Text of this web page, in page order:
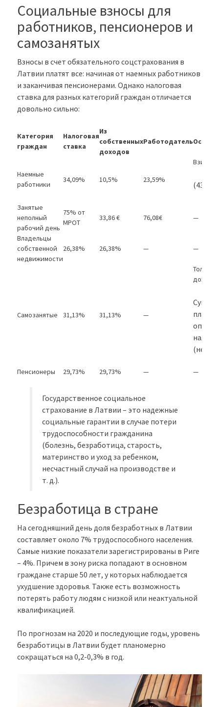
Социальные взносы для
работников, пенсионеров и
самозанятых
Взносы в счет обязательного соцстрахования в
Латвии платят все: начиная от наемных работников
и заканчивая пенсионерами. Однако налоговая
ставка для разных категорий граждан отличается
довольно сильно:
Категория
граждан
Налоговая
ставка
Из
собственных
доходов
Работодатель
Наемные
работники
34,09% 10,5% 23,59%
(430 €)
Занятые
неполный
рабочий день
75% от
МРОТ
33,86 € 76,08€ —
Владельцы
собственной
недвижимости
26,38% 26,38% — —
Самозанятые 31,13% 31,13% —
Только
доход
Сумма,
(не
Пенсионеры 29,73% 29,73% — —
Государственное социальное
страхование в Латвии – это надежные
социальные гарантии в случае потери
трудоспособности гражданина
(болезнь, безработица, старость,
материнство и уход за ребенком,
несчастный случай на производстве и
т. д.).
Безработица в стране
На сегодняшний день доля безработных в Латвии
составляет около 7% трудоспособного населения.
Самые низкие показатели зарегистрированы в Риге
– 4%. Причем в зону риска попадают в основном
граждане старше 50 лет, у которых наблюдается
ухудшение здоровья. Также есть возможность
потерять работу людям с низкой или неактуальной
квалификацией.
По прогнозам на 2020 и последующие годы, уровень
безработицы в Латвии будет планомерно
сокращаться на 0,2-0,3% в год.